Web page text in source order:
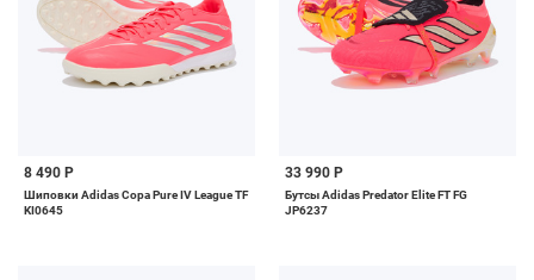
8 490 Р
Шиповки Adidas Copa Pure IV League TF
KI0645
33 990 Р
Бутсы Adidas Predator Elite FT FG
JP6237